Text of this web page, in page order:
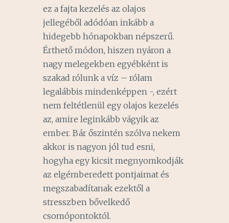
ez a fajta kezelés az olajos
jellegéből adódóan inkább a
hidegebb hónapokban népszerű.
Érthető módon, hiszen nyáron a
nagy melegekben egyébként is
szakad rólunk a víz – rólam
legalábbis mindenképpen -, ezért
nem feltétlenül egy olajos kezelés
az, amire leginkább vágyik az
ember. Bár őszintén szólva nekem
akkor is nagyon jól tud esni,
hogyha egy kicsit megnyomkodják
az elgémberedett pontjaimat és
megszabadítanak ezektől a
stresszben bővelkedő
csomópontoktól.